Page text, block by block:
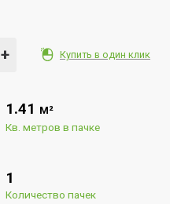
Купить в один клик
+
1.41 М²
Кв. метров в пачке
1
Количество пачек